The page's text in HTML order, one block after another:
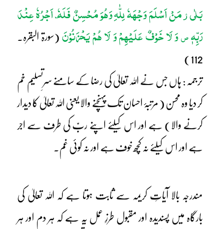
بَلٰی ژمَنْ اَسْلَمَ وَجْھَہٗ لِلّٰہِ وَھُوَ مُحْسِنٌ فَلَہٗ ٓ اَجْرُہٗ عِنْدَ
رَبِّہٖصوَ لَا خَوْفٌ عَلَیْھِمْ وَ لَا ھُمْ یَحْزَنُوْنَ (سورۃ البقرہ۔
112)
ترجمہ : ہاں جس نے اللہ تعالیٰ کی رضا کے سامنے سرِتسلیم خم
کر دیا وہ محسن ( مرتبۂ احسان تک پہنچنے والا یعنی اللہ تعالیٰ کا دیدار
کرنے والا) ہے اور اس کیلئے اپنے ربّ کی طرف سے اجر
ہے اور اس کیلئے نہ کچھ خوف ہے اور نہ کوئی غم۔
مندرجہ بالا آیاتِ کریمہ سے ثابت ہوتا ہے کہ اللہ تعالیٰ کی
بارگاہ میں پسندیدہ اور مقبول طرزِ عمل یہ ہے کہ ہر دم اور ہر